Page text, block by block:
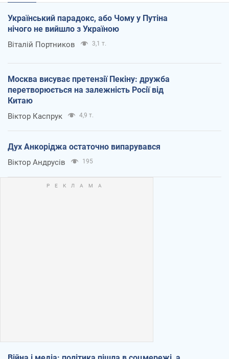
Український парадокс, або Чому у Путіна
нічого не вийшло з Україною
Віталій Портников 3,1 т.
Москва висуває претензії Пекіну: дружба
перетворюється на залежність Росії від
Китаю
Віктор Каспрук 4,9 т.
Дух Анкоріджа остаточно випарувався
Віктор Андрусів 195